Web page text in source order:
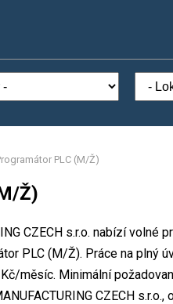
PLC (M/Ž)
Ž)
CZECH s.r.o. nabízí
PLC (M/Ž). Práce na plný
měsíc. Minimální
CZECH